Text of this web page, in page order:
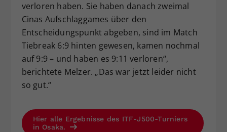
verloren haben. Sie haben danach zweimal
Cinas Aufschlaggames über den
Entscheidungspunkt abgeben, sind im Match
Tiebreak 6:9 hinten gewesen, kamen nochmal
auf 9:9 – und haben es 9:11 verloren“,
berichtete Melzer. „Das war jetzt leider nicht
so gut.“
Hier alle Ergebnisse des ITF-J500-Turniers
in Osaka.